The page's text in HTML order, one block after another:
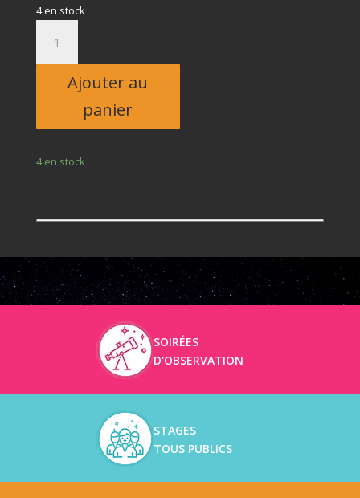
4 en stock
Enfant
Ajouter au
panier
4 en stock
SOIRÉES
D'OBSERVATION
STAGES
TOUS PUBLICS